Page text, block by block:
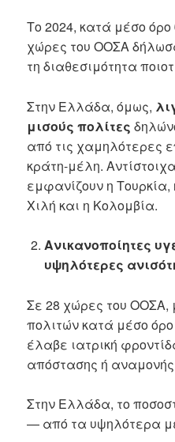
Το 2024, κατά μέσο όρο
χώρες του ΟΟΣΑ
τη διαθεσιμότητα
Στην Ελλάδα, όμως,
μισούς πολίτες
από τις χαμηλότερες
κράτη-μέλη.
εμφανίζουν η
Χιλή και η Κολομβία.
Ανικανοποίητες
υψηλότερες
Σε 28 χώρες του ΟΟΣΑ,
πολιτών κατά μέσο
έλαβε ιατρική
απόστασης ή
Στην Ελλάδα, το
— από τα υψηλότερα